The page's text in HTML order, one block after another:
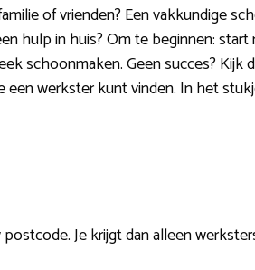
of vrienden? Een vakkundige
hulp in huis? Om te beginnen:
schoonmaken. Geen succes? Kijk
een werkster kunt vinden. In het
Je krijgt dan alleen